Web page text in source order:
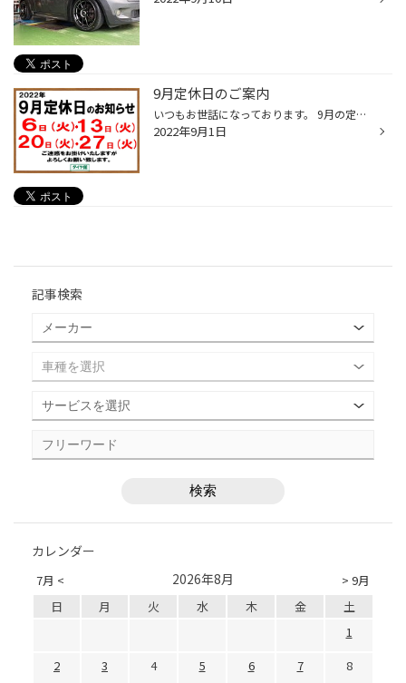
9月定休日のご案内
いつもお世話になっております。 9月の定休日のご案内になります。 毎週火曜日が定休日となります。 ご不便をお掛けしますが、よろしくお願い致します。
2022年9月1日
記事検索
カレンダー
7月 < > 9月
2026年8月
日 月 火 水 木 金
土
1
2
3 4 5 6 7 8